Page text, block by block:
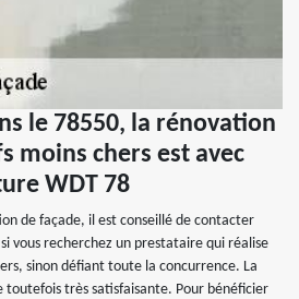
le 78550, la rénovation
moins chers est avec
WDT 78
de façade, il est conseillé de contacter
vous recherchez un prestataire qui réalise
sinon défiant toute la concurrence. La
très satisfaisante. Pour bénéficier